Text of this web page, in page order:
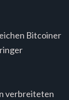
Bitcoiner
verbreiteten